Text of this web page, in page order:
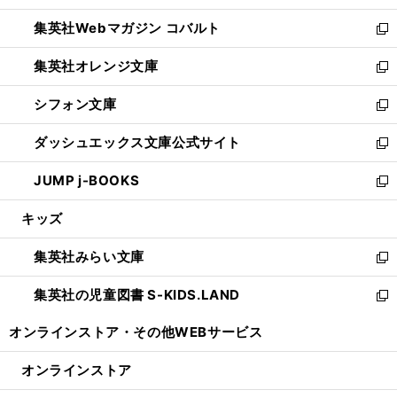
開
く
ウ
で
開
く
ン
ド
ウ
で
開
く
ウ
ィ
ン
ド
ウ
で
開
く
集英社Webマガジン コバルト
新
し
い
ウ
ィ
ン
ド
ウ
で
開
集英社オレンジ文庫
新
し
い
ウ
ィ
ン
ド
ウ
開
く
シフォン文庫
新
し
い
ウ
ィ
ン
ウ
で
開
く
ダッシュエックス文庫公式サイト
新
し
い
ウ
ン
ド
ウ
で
JUMP j-BOOKS
新
し
ウ
ィ
ン
ド
開
キッズ
集英社みらい文庫
新
し
い
ン
ウ
集英社の児童図書 S-KIDS.LAND
新
ウ
ン
オンラインストア・ その他WEBサービス
オンラインストア